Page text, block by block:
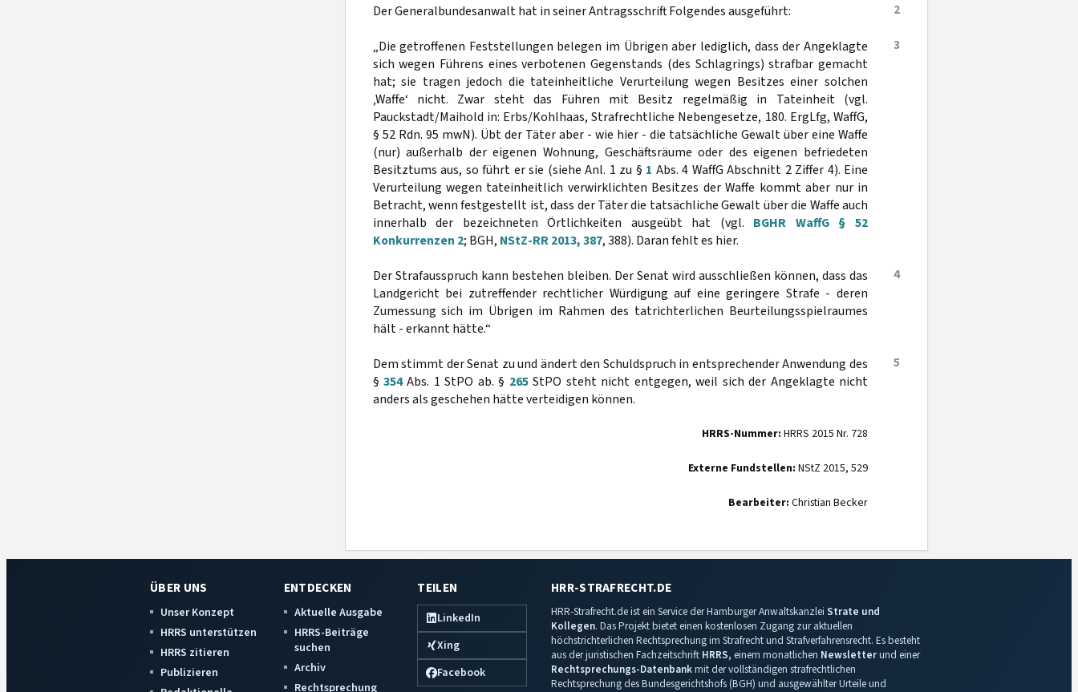
2
Der Generalbundesanwalt hat in seiner Antragsschrift Folgendes ausgeführt:
3
„Die getroffenen Feststellungen belegen im Übrigen aber lediglich, dass der Angeklagte
sich wegen Führens eines verbotenen Gegenstands (des Schlagrings) strafbar gemacht
hat; sie tragen jedoch die tateinheitliche Verurteilung wegen Besitzes einer solchen
‚Waffe‘ nicht. Zwar steht das Führen mit Besitz regelmäßig in Tateinheit (vgl.
Pauckstadt/Maihold in: Erbs/Kohlhaas, Strafrechtliche Nebengesetze, 180. ErgLfg, WaffG,
§ 52 Rdn. 95 mwN). Übt der Täter aber - wie hier - die tatsächliche Gewalt über eine Waffe
(nur) außerhalb der eigenen Wohnung, Geschäftsräume oder des eigenen befriedeten
Besitztums aus, so führt er sie (siehe Anl. 1 zu § 1 Abs. 4 WaffG Abschnitt 2 Ziffer 4). Eine
Verurteilung wegen tateinheitlich verwirklichten Besitzes der Waffe kommt aber nur in
Betracht, wenn festgestellt ist, dass der Täter die tatsächliche Gewalt über die Waffe auch
innerhalb der bezeichneten Örtlichkeiten ausgeübt hat (vgl. BGHR WaffG § 52
Konkurrenzen 2; BGH, NStZ-RR 2013, 387, 388). Daran fehlt es hier.
4
Der Strafausspruch kann bestehen bleiben. Der Senat wird ausschließen können, dass das
Landgericht bei zutreffender rechtlicher Würdigung auf eine geringere Strafe - deren
Zumessung sich im Übrigen im Rahmen des tatrichterlichen Beurteilungsspielraumes
hält - erkannt hätte.“
5
Dem stimmt der Senat zu und ändert den Schuldspruch in entsprechender Anwendung des
§ 354Abs. 1 StPO ab. § 265StPO steht nicht entgegen, weil sich der Angeklagte nicht
anders als geschehen hätte verteidigen können.
HRRS-Nummer: HRRS 2015 Nr. 728
Externe Fundstellen: NStZ 2015, 529
Bearbeiter: Christian Becker
ÜBER UNS
Unser Konzept
HRRS unterstützen
HRRS zitieren
Publizieren
ENTDECKEN
Aktuelle Ausgabe
HRRS-Beiträge
suchen
Archiv
Rechtsprechung
TEILEN
LinkedIn
Xing
Facebook
HRR-STRAFRECHT.DE
HRR-Strafrecht.de ist ein Service der Hamburger Anwaltskanzlei Strate und
Kollegen. Das Projekt bietet einen kostenlosen Zugang zur aktuellen
höchstrichterlichen Rechtsprechung im Strafrecht und Strafverfahrensrecht. Es besteht
aus der juristischen Fachzeitschrift HRRS, einem monatlichen Newsletterund einer
Rechtsprechungs-Datenbankmit der vollständigen strafrechtlichen
Rechtsprechung des Bundesgerichtshofs (BGH) und ausgewählter Urteile und